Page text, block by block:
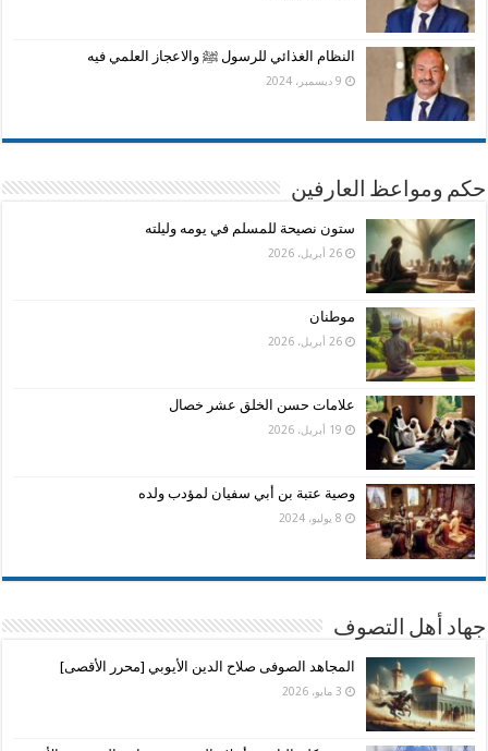
النظام الغذائي للرسول ﷺ والاعجاز العلمي فيه
9 ديسمبر، 2024
حكم ومواعظ العارفين
ستون نصيحة للمسلم في يومه وليلته
26 أبريل، 2026
موطنان
26 أبريل، 2026
علامات حسن الخلق عشر خصال
19 أبريل، 2026
وصية عتبة بن أبي سفيان لمؤدب ولده
8 يوليو، 2024
جهاد أهل التصوف
المجاهد الصوفى صلاح الدين الأيوبي [محرر الأقصى]
3 مايو، 2026